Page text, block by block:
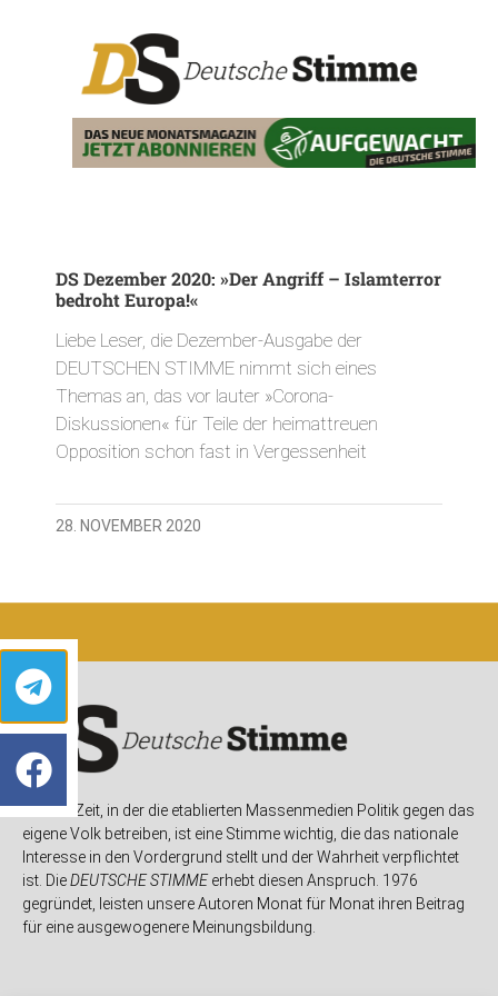
DS Dezember 2020: »Der Angriff – Islamterror
bedroht Europa!«
Liebe Leser, die Dezember-Ausgabe der
DEUTSCHEN STIMME nimmt sich eines
Themas an, das vor lauter »Corona-
Diskussionen« für Teile der heimattreuen
Opposition schon fast in Vergessenheit
28. NOVEMBER 2020
In einer Zeit, in der die etablierten Massenmedien Politik gegen das
eigene Volk betreiben, ist eine Stimme wichtig, die das nationale
Interesse in den Vordergrund stellt und der Wahrheit verpflichtet
ist. DieDEUTSCHE STIMMEerhebt diesen Anspruch. 1976
gegründet, leisten unsere Autoren Monat für Monat ihren Beitrag
für eine ausgewogenere Meinungsbildung.